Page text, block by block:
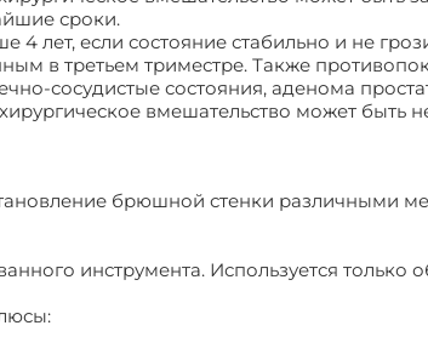
сроки.
лет, если состояние стабильно и не
в третьем триместре. Также
сосудистые состояния, аденома
вмешательство может быть
брюшной стенки различными
инструмента. Используется только